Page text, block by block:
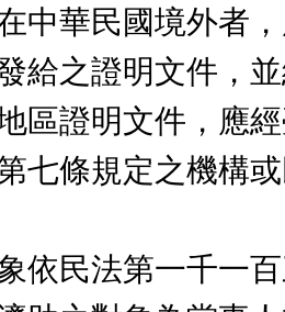
中華民國境外者
給之證明文件，
區證明文件，應
七條規定之機構
依民法第一千一